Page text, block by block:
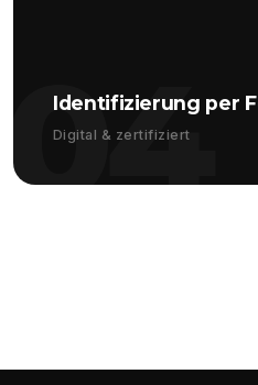
04
Identifizierung per
Digital & zertifiziert